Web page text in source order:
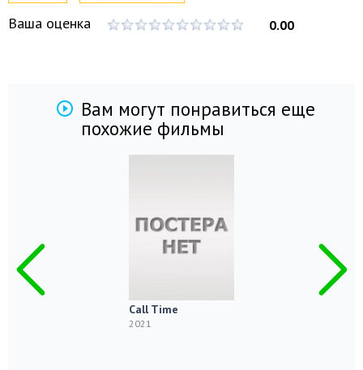
Ваша оценка 0.00
Вам могут понравиться еще
похожие фильмы
Call Time
2021